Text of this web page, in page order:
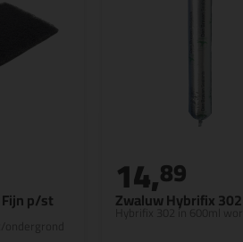
p/st Zwaluw Hybrifix
Hybrifix 302 in 600ml
14,89